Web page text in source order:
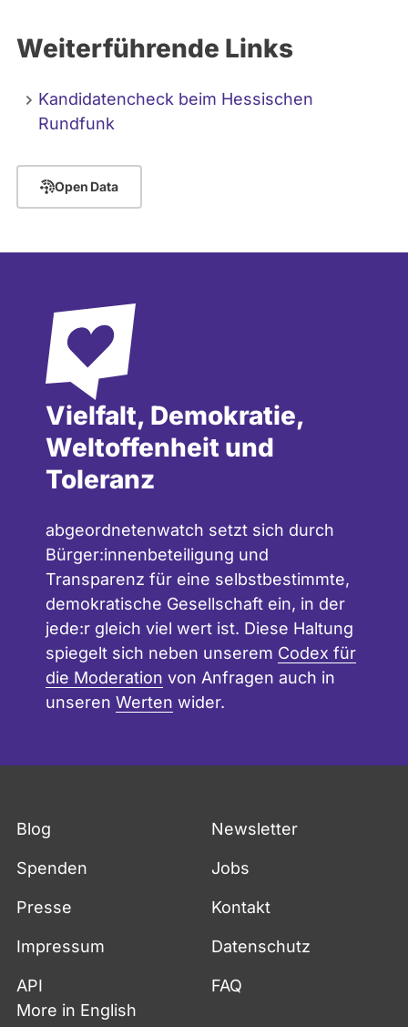
Weiterführende Links
Kandidatencheck beim Hessischen
Rundfunk
Open Data
Vielfalt, Demokratie,
Weltoffenheit und
Toleranz
abgeordnetenwatch setzt sich durch
Bürger:innenbeteiligung und
Transparenz für eine selbstbestimmte,
demokratische Gesellschaft ein, in der
jede:r gleich viel wert ist. Diese Haltung
spiegelt sich neben unserem Codex für
die Moderation von Anfragen auch in
unseren Werten wider.
Blog Newsletter
Spenden Jobs
Presse Kontakt
Impressum Datenschutz
API
FAQ
More in English